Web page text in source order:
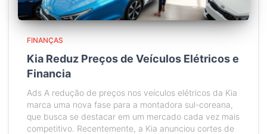
FINANÇAS
Kia Reduz Preços de Veículos Elétricos e
Financia
Ads A redução de preços nos veículos elétricos da Kia
marca uma nova fase para a montadora sul-coreana,
que busca se destacar em um mercado cada vez mais
competitivo. Recentemente, a Kia anunciou cortes de